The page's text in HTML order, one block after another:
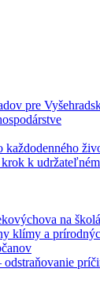
pre
každodenného
k
na
klímy a